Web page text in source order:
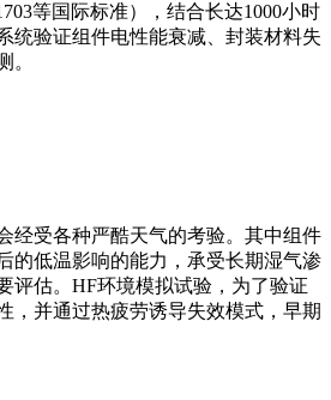
等国际标准），结合长达1000小时
统验证组件电性能衰减、封装材料失
。
经受各种严酷天气的考验。其中组件
的低温影响的能力，承受长期湿气渗
评估。HF环境模拟试验，为了验证
，并通过热疲劳诱导失效模式，早期